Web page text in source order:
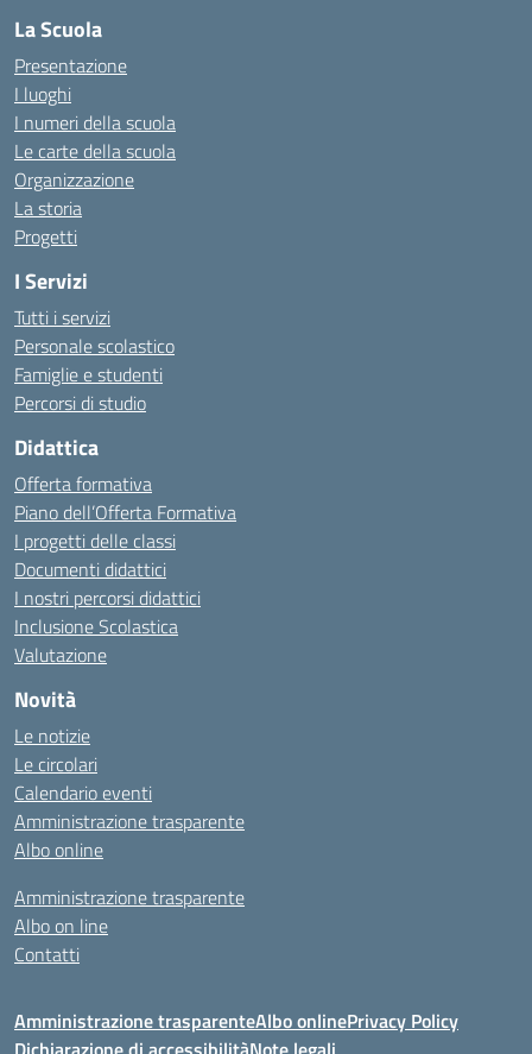
La Scuola
Presentazione
I luoghi
I numeri della scuola
Le carte della scuola
Organizzazione
La storia
Progetti
I Servizi
Tutti i servizi
Personale scolastico
Famiglie e studenti
Percorsi di studio
Didattica
Offerta formativa
Piano dell’Offerta Formativa
I progetti delle classi
Documenti didattici
I nostri percorsi didattici
Inclusione Scolastica
Valutazione
Novità
Le notizie
Le circolari
Calendario eventi
Amministrazione trasparente
Albo online
Amministrazione trasparente
Albo on line
Contatti
Amministrazione trasparenteAlbo onlinePrivacy Policy